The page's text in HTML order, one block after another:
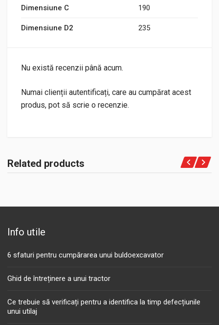
Dimensiune C 190
Dimensiune D2 235
Nu există recenzii până acum.
Numai clienții autentificați, care au cumpărat acest
produs, pot să scrie o recenzie.
Related products
Info utile
6 sfaturi pentru cumpărarea unui buldoexcavator
Ghid de întreținere a unui tractor
Ce trebuie să verificați pentru a identifica la timp defecțiunile
unui utilaj